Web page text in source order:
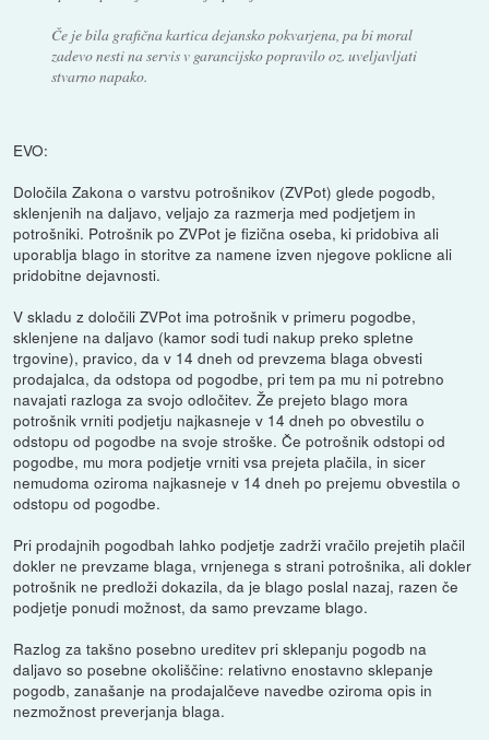
Če je bila grafična kartica dejansko pokvarjena, pa bi moral
zadevo nesti na servis v garancijsko popravilo oz. uveljavljati
stvarno napako.
EVO:
Določila Zakona o varstvu potrošnikov (ZVPot) glede pogodb,
sklenjenih na daljavo, veljajo za razmerja med podjetjem in
potrošniki. Potrošnik po ZVPot je fizična oseba, ki pridobiva ali
uporablja blago in storitve za namene izven njegove poklicne ali
pridobitne dejavnosti.
V skladu z določili ZVPot ima potrošnik v primeru pogodbe,
sklenjene na daljavo (kamor sodi tudi nakup preko spletne
trgovine), pravico, da v 14 dneh od prevzema blaga obvesti
prodajalca, da odstopa od pogodbe, pri tem pa mu ni potrebno
navajati razloga za svojo odločitev. Že prejeto blago mora
potrošnik vrniti podjetju najkasneje v 14 dneh po obvestilu o
odstopu od pogodbe na svoje stroške. Če potrošnik odstopi od
pogodbe, mu mora podjetje vrniti vsa prejeta plačila, in sicer
nemudoma oziroma najkasneje v 14 dneh po prejemu obvestila o
odstopu od pogodbe.
Pri prodajnih pogodbah lahko podjetje zadrži vračilo prejetih plačil
dokler ne prevzame blaga, vrnjenega s strani potrošnika, ali dokler
potrošnik ne predloži dokazila, da je blago poslal nazaj, razen če
podjetje ponudi možnost, da samo prevzame blago.
Razlog za takšno posebno ureditev pri sklepanju pogodb na
daljavo so posebne okoliščine: relativno enostavno sklepanje
pogodb, zanašanje na prodajalčeve navedbe oziroma opis in
nezmožnost preverjanja blaga.